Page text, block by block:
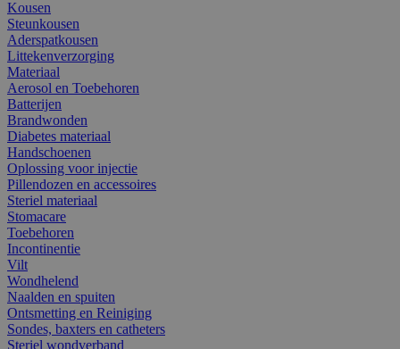
Kousen
Steunkousen
Aderspatkousen
Littekenverzorging
Materiaal
Aerosol en Toebehoren
Batterijen
Brandwonden
Diabetes materiaal
Handschoenen
Oplossing voor injectie
Pillendozen en accessoires
Steriel materiaal
Stomacare
Toebehoren
Incontinentie
Vilt
Wondhelend
Naalden en spuiten
Ontsmetting en Reiniging
Sondes, baxters en catheters
Steriel wondverband